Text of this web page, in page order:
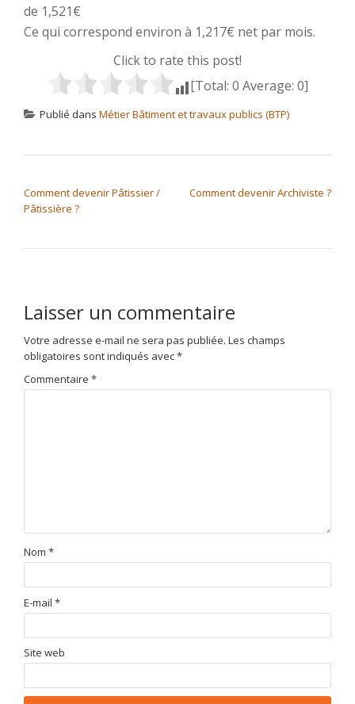
de 1,521€
Ce qui correspond environ à 1,217€ net par mois.
Click to rate this post!
[Total: 0 Average: 0]
Publié dans Métier Bâtiment et travaux publics (BTP)
Comment devenir Pâtissier /
Pâtissière ?
Comment devenir Archiviste ?
Laisser un commentaire
Votre adresse e-mail ne sera pas publiée. Les champs
obligatoires sont indiqués avec*
Commentaire *
Nom *
E-mail *
Site web